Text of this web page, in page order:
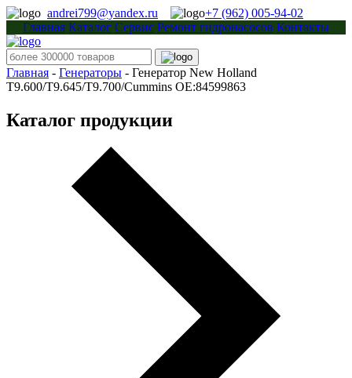
andrei799@yandex.ru
+7 (962) 005-94-02
Главная Каталог Сервис Ремонт гидронасосов Контакты
Главная - Генераторы - Генератор New Holland
T9.600/T9.645/T9.700/Cummins OE:84599863
Каталог продукции